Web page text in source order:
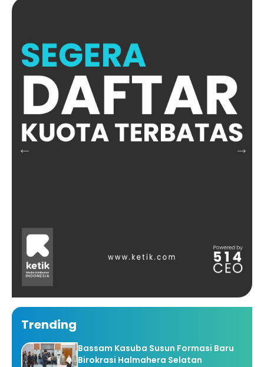
Trending
Bassam Kasuba Susun Formasi Baru
Birokrasi Halmahera Selatan